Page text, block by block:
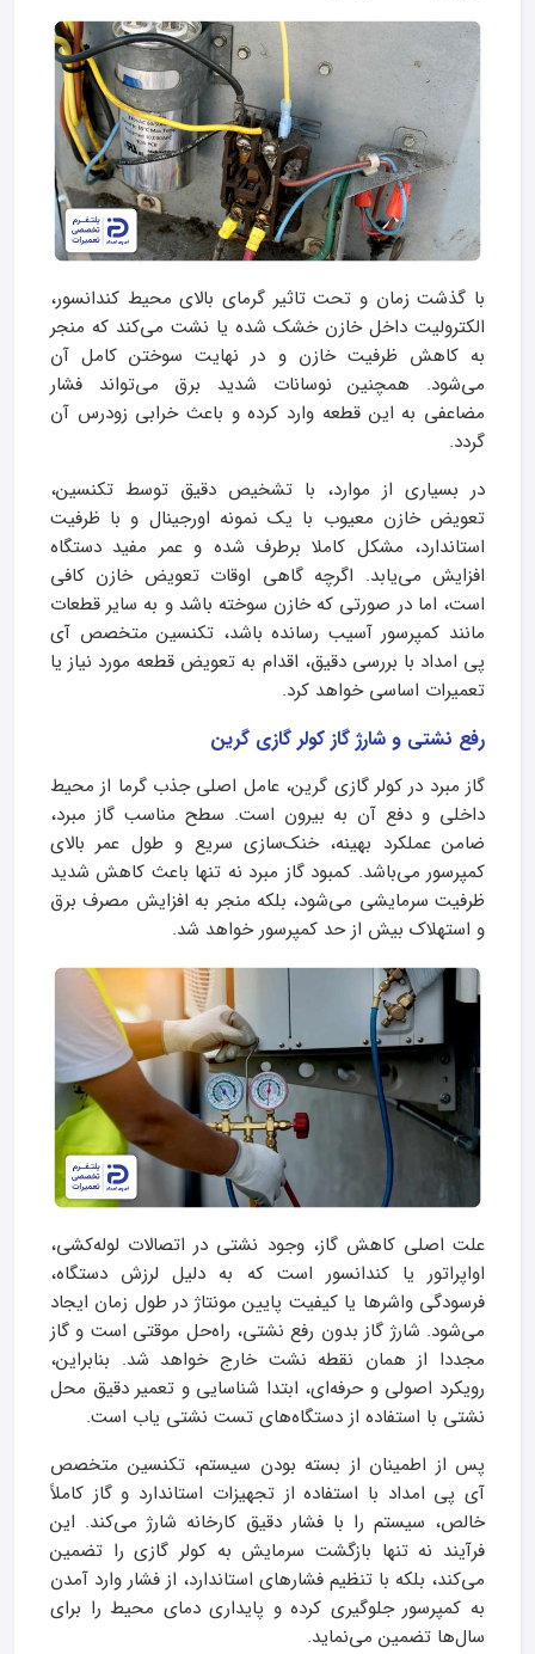
با گذشت زمان و تحت تاثیر گرمای بالای محیط کندانسور،
الکترولیت داخل خازن خشک شده یا نشت می‌کند که منجر
به کاهش ظرفیت خازن و در نهایت سوختن کامل آن
می‌شود. همچنین نوسانات شدید برق می‌تواند فشار
مضاعفی به این قطعه وارد کرده و باعث خرابی زودرس آن
گردد.
در بسیاری از موارد، با تشخیص دقیق توسط تکنسین،
تعویض خازن معیوب با یک نمونه اورجینال و با ظرفیت
استاندارد، مشکل کاملا برطرف شده و عمر مفید دستگاه
افزایش می‌یابد. اگرچه گاهی اوقات تعویض خازن کافی
است، اما در صورتی که خازن سوخته باشد و به سایر قطعات
مانند کمپرسور آسیب رسانده باشد، تکنسین متخصص آی
پی امداد با بررسی دقیق، اقدام به تعویض قطعه مورد نیاز یا
تعمیرات اساسی خواهد کرد.
رفع نشتی و شارژ گاز کولر گازی گرین
گاز مبرد در کولر گازی گرین، عامل اصلی جذب گرما از محیط
داخلی و دفع آن به بیرون است. سطح مناسب گاز مبرد،
ضامن عملکرد بهینه، خنک‌سازی سریع و طول عمر بالای
کمپرسور می‌باشد. کمبود گاز مبرد نه تنها باعث کاهش شدید
ظرفیت سرمایشی می‌شود، بلکه منجر به افزایش مصرف برق
و استهلاک بیش از حد کمپرسور خواهد شد.
علت اصلی کاهش گاز، وجود نشتی در اتصالات لوله‌کشی،
اواپراتور یا کندانسور است که به دلیل لرزش دستگاه،
فرسودگی واشرها یا کیفیت پایین مونتاژ در طول زمان ایجاد
می‌شود. شارژ گاز بدون رفع نشتی، راه‌حل موقتی است و گاز
مجددا از همان نقطه نشت خارج خواهد شد. بنابراین،
رویکرد اصولی و حرفه‌ای، ابتدا شناسایی و تعمیر دقیق محل
نشتی با استفاده از دستگاه‌های تست نشتی یاب است.
پس از اطمینان از بسته بودن سیستم، تکنسین متخصص
آی پی امداد با استفاده از تجهیزات استاندارد و گاز کاملاً
خالص، سیستم را با فشار دقیق کارخانه شارژ می‌کند. این
فرآیند نه تنها بازگشت سرمایش به کولر گازی را تضمین
می‌کند، بلکه با تنظیم فشارهای استاندارد، از فشار وارد آمدن
به کمپرسور جلوگیری کرده و پایداری دمای محیط را برای
سال‌ها تضمین می‌نماید.